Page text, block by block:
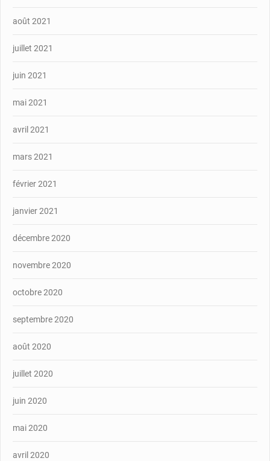
août 2021
juillet 2021
juin 2021
mai 2021
avril 2021
mars 2021
février 2021
janvier 2021
décembre 2020
novembre 2020
octobre 2020
septembre 2020
août 2020
juillet 2020
juin 2020
mai 2020
avril 2020